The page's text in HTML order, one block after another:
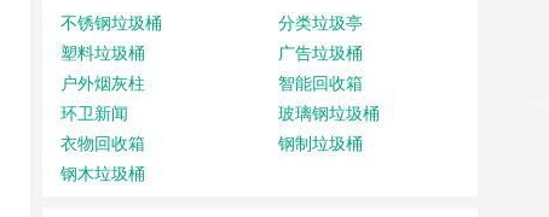
不锈钢垃圾桶
分类垃圾亭
塑料垃圾桶
广告垃圾桶
户外烟灰柱
智能回收箱
环卫新闻
玻璃钢垃圾桶
衣物回收箱
钢制垃圾桶
钢木垃圾桶